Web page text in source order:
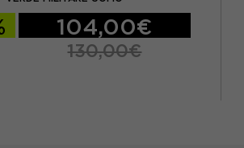
104,00€
130,00€